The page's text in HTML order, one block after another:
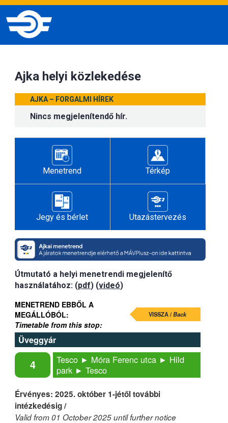
Ajka helyi közlekedése
AJKA – FORGALMI HÍREK
Nincs megjelenítendő hír.
Menetrend Térkép
Jegy és bérlet Utazástervezés
Útmutató a helyi menetrendi megjelenítő
használatához: (pdf) (videó)
MENETREND EBBŐL A
MEGÁLLÓBÓL:
Timetable from this stop:
VISSZA /Back
Üveggyár
4
Tesco ► Móra Ferenc utca ► Hild
park ► Tesco
Érvényes: 2025. október 1-jétől további
intézkedésig /
Valid from 01 October 2025 until further notice